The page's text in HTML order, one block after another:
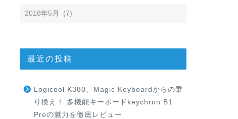
最近の投稿
Logicool K380、Magic Keyboardからの乗
り換え！ 多機能キーボードkeychron B1
Proの魅力を徹底レビュー